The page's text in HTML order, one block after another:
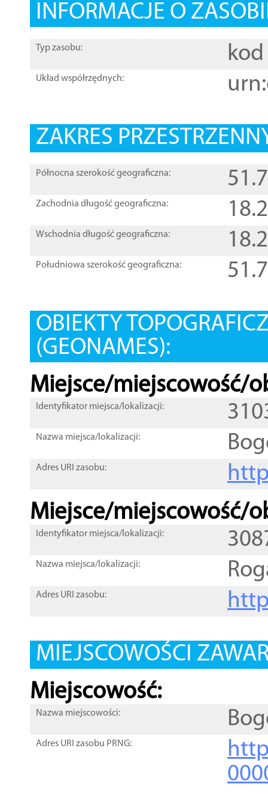
INFORMACJE O
Typ zasobu: kod
Układ współrzędnych:
ZAKRES
Północna szerokość geograficzna:
Zachodnia długość geograficzna:
Wschodnia długość geograficzna:
Południowa szerokość geograficzna:
OBIEKTY
(GEONAMES):
Miejsce/miejscowość/
Identyfikator miejsca/lokalizacji:
Nazwa miejsca/lokalizacji:
Adres URI zasobu:
Miejsce/miejscowość/
Identyfikator miejsca/lokalizacji:
Nazwa miejsca/lokalizacji:
Adres URI zasobu:
MIEJSCOWOŚCI
Miejscowość:
Nazwa miejscowości:
Adres URI zasobu PRNG: